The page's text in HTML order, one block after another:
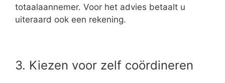
totaalaannemer. Voor het advies betaalt u
uiteraard ook een rekening.
3. Kiezen voor zelf coördineren